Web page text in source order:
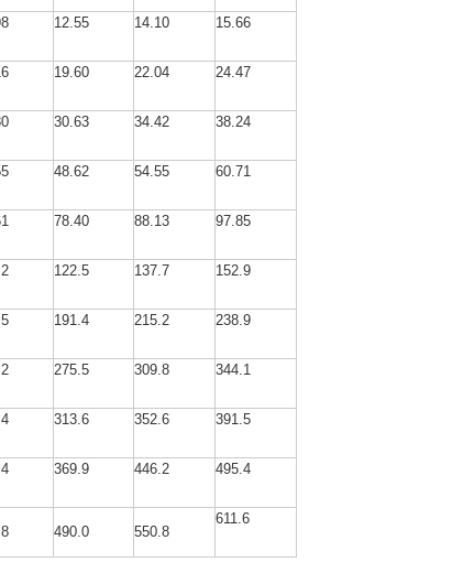
12.55 14.10 15.66
19.60 22.04 24.47
30.63 34.42 38.24
48.62 54.55 60.71
78.40 88.13 97.85
122.5 137.7 152.9
191.4 215.2 238.9
275.5 309.8 344.1
313.6 352.6 391.5
369.9 446.2 495.4
490.0 550.8
611.6